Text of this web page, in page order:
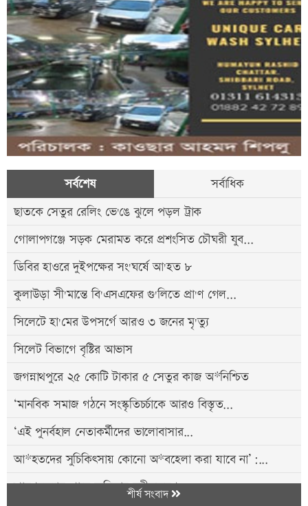
সর্বশেষ
সর্বাধিক
ছাতকে সেতুর রেলিং ভে'ঙে ঝুলে পড়ল ট্রাক
গোলাপগঞ্জে সড়ক মেরামত করে প্রশংসিত চৌঘরী যুব...
ডিবির হাওরে দুইপক্ষের সং'ঘর্ষে আ'হত ৮
কুলাউড়া সী'মান্তে বি'এসএফের গু'লিতে প্রা'ণ গেল...
সিলেটে হা'মের উপসর্গে আরও ৩ জনের মৃ'ত্যু
সিলেট বিভাগে বৃষ্টির আভাস
জগন্নাথপুরে ২৫ কোটি টাকার ৫ সেতুর কাজ অ*নিশ্চিত
‘মানবিক সমাজ গঠনে সংস্কৃতিচর্চাকে আরও বিস্তৃত...
‘এই পুনর্বহাল নেতাকর্মীদের ভালোবাসার...
আ*হতদের সুচিকিৎসায় কোনো অ*বহেলা করা যাবে না’:...
শ্রাবণসন্ধ্যায় গানে-কবিতায় রবীন্দ্রস্মরণ
শীর্ষ সংবাদ